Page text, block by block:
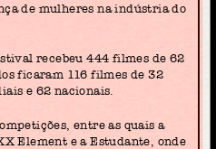
de mulheres na indústria do
recebeu 444 filmes de 62
ficaram 116 filmes de 32
e 62 nacionais.
entre as quais a
Element e a Estudante, onde